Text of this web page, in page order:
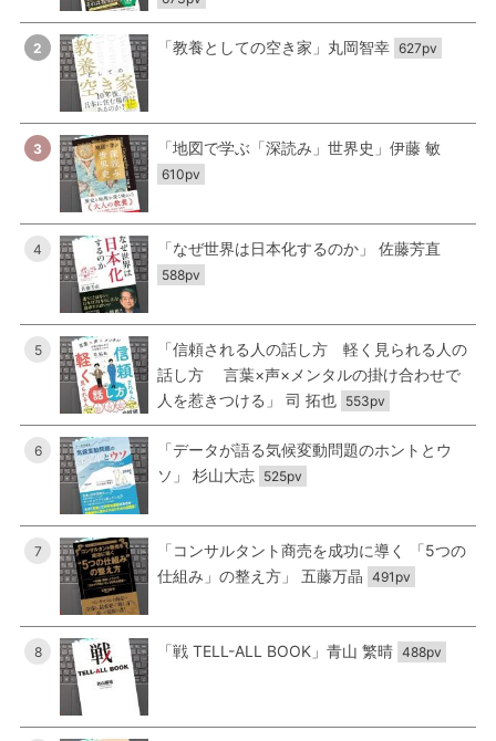
2 「教養としての空き家」丸岡智幸 627pv
3 「地図で学ぶ「深読み」世界史」伊藤 敏
610pv
4 「なぜ世界は日本化するのか」 佐藤芳直
588pv
5
「信頼される人の話し方 軽く見られる人の
話し方 言葉×声×メンタルの掛け合わせで
人を惹きつける」 司 拓也 553pv
6
「データが語る気候変動問題のホントとウ
ソ」 杉山大志 525pv
7
「コンサルタント商売を成功に導く 「5つの
仕組み」の整え方」 五藤万晶 491pv
8 「戦 TELL-ALL BOOK」青山 繁晴 488pv